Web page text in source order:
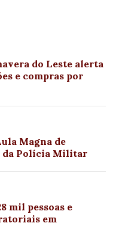
do Leste alerta
e compras por
Magna de
da Polícia Militar
mil pessoas e
em